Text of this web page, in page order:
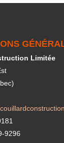
Limitée
9296